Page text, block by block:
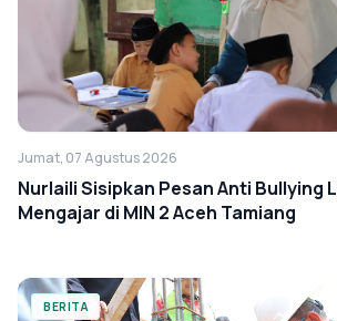
Jumat, 07 Agustus 2026
Nurlaili Sisipkan Pesan Anti Bullying
Mengajar di MIN 2 Aceh Tamiang
BERITA